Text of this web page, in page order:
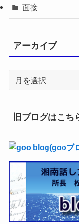
面接
アーカイブ
イ
ブ
旧ブログはこち